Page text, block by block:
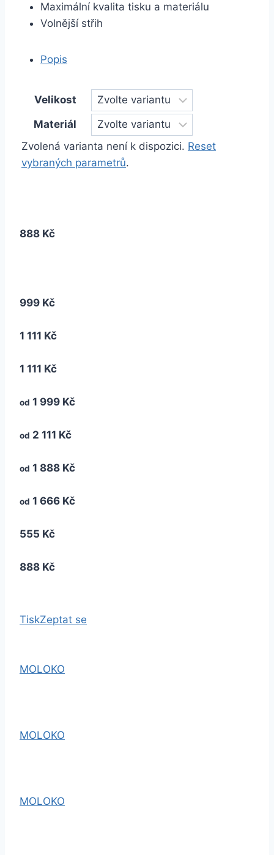
Maximální kvalita tisku a materiálu
Volnější střih
Popis
Velikost
Materiál
Zvolená varianta není k dispozici. Reset
vybraných parametrů.
888 Kč
999 Kč
1 111 Kč
1 111 Kč
od 1 999 Kč
od 2 111 Kč
od 1 888 Kč
od 1 666 Kč
555 Kč
888 Kč
TiskZeptat se
MOLOKO
MOLOKO
MOLOKO